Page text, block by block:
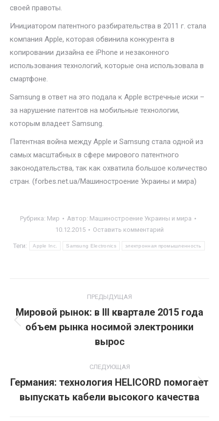
своей правоты.
Инициатором патентного разбирательства в 2011 г. стала
компания Apple, которая обвинила конкурента в
копировании дизайна ее iPhone и незаконного
использования технологий, которые она использовала в
смартфоне.
Samsung в ответ на это подала к Apple встречные иски –
за нарушение патентов на мобильные технологии,
которым владеет Samsung.
Патентная война между Apple и Samsung стала одной из
самых масштабных в сфере мирового патентного
законодательства, так как охватила большое количество
стран. (forbes.net.ua/Машиностроение Украины и мира)
Рубрика: Мир Автор: Машиностроение Украины и мира
10.12.2015
Оставить комментарий
Теги: Apple Inc. Samsung Electronics электронная промышленность
по
записям
ПРЕДЫДУЩАЯ
Предыдущая
запись:
Мировой рынок: в III квартале 2015 года
объем рынка носимой электроники
вырос
СЛЕДУЮЩАЯ
Следующая
запись:
Германия: технология HELICORD помогает
выпускать кабели высокого качества